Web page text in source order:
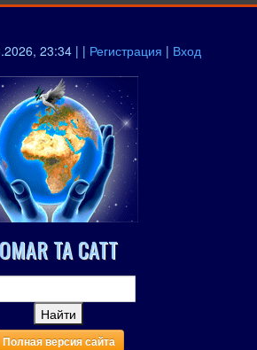
23:34 | | Регистрация | Вход
OMAR TA CATT
Полная версия сайта